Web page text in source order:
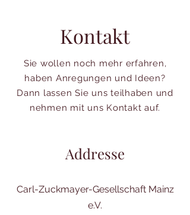
Kontakt
Sie wollen noch mehr erfahren,
haben Anregungen und Ideen?
Dann lassen Sie uns teilhaben und
nehmen mit uns Kontakt auf.
Addresse
Carl-Zuckmayer-Gesellschaft Mainz
e.V.